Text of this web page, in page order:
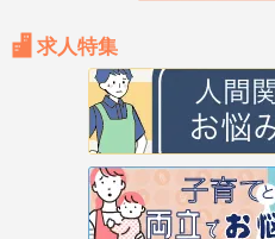
求人特集